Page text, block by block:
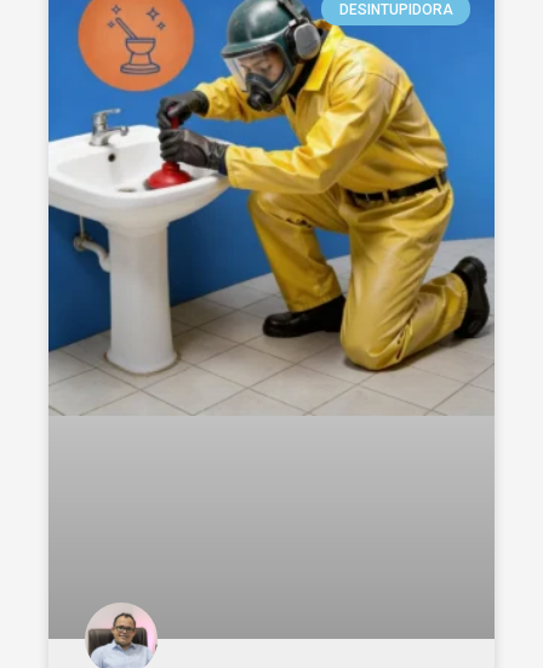
DESINTUPIDORA